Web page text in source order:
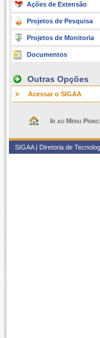
Ações de Extensão
Projetos de Pesquisa
Projetos de Monitoria
Documentos
Outras Opções
Acessar o SIGAA
Ir ao Menu
SIGAA | Diretoria de